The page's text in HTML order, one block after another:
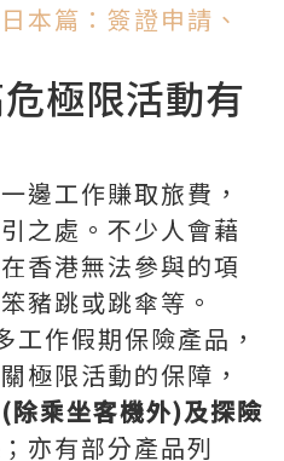
本篇：簽證申請、
極限活動有
邊工作賺取旅費，
之處。不少人會藉
香港無法參與的項
豬跳或跳傘等。
工作假期保險產品，
極限活動的保障，
(除乘坐客機外)及探險
；亦有部分產品列